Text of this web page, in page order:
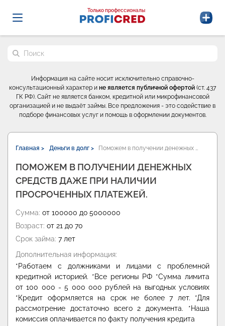
Probrokery - Только профессионалы
Только профессионалы
Поиск по сайту
Информация на сайте носит исключительно справочно-
консультационный характер и не является публичной офертой (ст. 437
ГК РФ). Сайт не является банком, кредитной или микрофинансовой
организацией и не выдаёт займы. Все предложения - это содействие в
подборе финансовых услуг и помощь в оформлении документов.
Главная > Деньги в долг > Поможем в получении денежных …
ПОМОЖЕМ В ПОЛУЧЕНИИ ДЕНЕЖНЫХ
СРЕДСТВ ДАЖЕ ПРИ НАЛИЧИИ
ПРОСРОЧЕННЫХ ПЛАТЕЖЕЙ.
Сумма: от 100000 до 5000000
Возраст: от 21 до 70
Срок займа: 7 лет
Дополнительная информация:
*Работаем с должниками и лицами с проблемной
кредитной историей. *Все регионы РФ *Сумма лимита
от 100 000 - 5 000 000 рублей на выгодных условиях
*Кредит оформляется на срок не более 7 лет. *Для
рассмотрение достаточно всего 2 документа. *Наша
комиссия оплачивается по факту получения кредита